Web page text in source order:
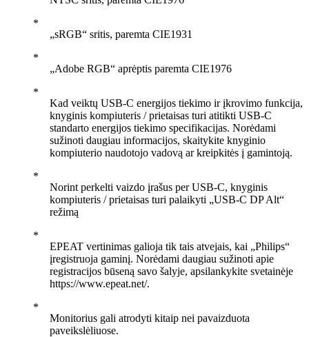
„sRGB“ sritis, paremta CIE1931
„Adobe RGB“ aprėptis paremta CIE1976
Kad veiktų USB-C energijos tiekimo ir įkrovimo funkcija,
knyginis kompiuteris / prietaisas turi atitikti USB-C
standarto energijos tiekimo specifikacijas. Norėdami
sužinoti daugiau informacijos, skaitykite knyginio
kompiuterio naudotojo vadovą ar kreipkitės į gamintoją.
Norint perkelti vaizdo įrašus per USB-C, knyginis
kompiuteris / prietaisas turi palaikyti „USB-C DP Alt“
režimą
EPEAT vertinimas galioja tik tais atvejais, kai „Philips“
įregistruoja gaminį. Norėdami daugiau sužinoti apie
registracijos būseną savo šalyje, apsilankykite svetainėje
https://www.epeat.net/.
Monitorius gali atrodyti kitaip nei pavaizduota
paveikslėliuose.